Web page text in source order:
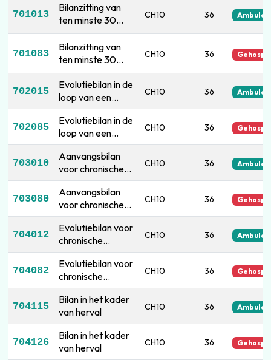
701013
Bilanzitting van
ten minste 30
minuten vóór het
begin van een
logopedische
behandeling
CH10 36
701083
Bilanzitting van
ten minste 30
minuten vóór het
begin van een
logopedische
behandeling
CH10 36
702015
Evolutiebilan in de
loop van een
logopedische
behandeling
CH10 36
702085
Evolutiebilan in de
loop van een
logopedische
behandeling
CH10 36
703010
Aanvangsbilan
voor chronische
spraakstoornissen
zoals verder
omschreven
CH10 36
703080
Aanvangsbilan
voor chronische
spraakstoornissen
zoals verder
omschreven
CH10 36
704012
Evolutiebilan voor
chronische
spraakstoornissen
zoals verder
omschreven
CH10 36
704082
Evolutiebilan voor
chronische
spraakstoornissen
zoals verder
omschreven
CH10 36
704115
Bilan in het kader
van herval
CH10 36
704126
Bilan in het kader
van herval
CH10 36